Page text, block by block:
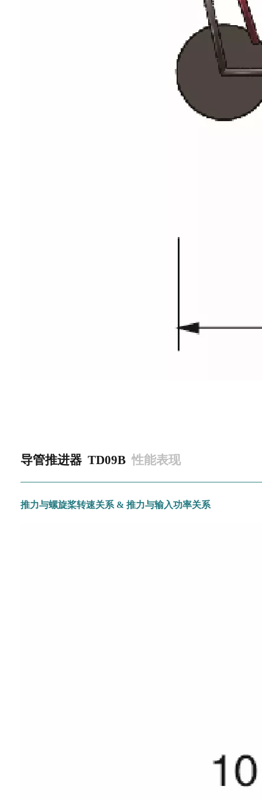
导管推进器 TD09B性能表现
推力与螺旋桨转速关系 & 推力与输入功率关系